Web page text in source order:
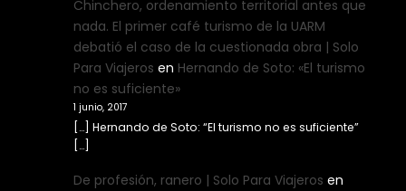
Chinchero, ordenamiento territorial antes que
nada. El primer café turismo de la UARM
debatió el caso de la cuestionada obra | Solo
Para Viajeros en Hernando de Soto: «El turismo
no es suficiente»
1 junio, 2017
[…] Hernando de Soto: “El turismo no es suficiente”
[…]
De profesión, ranero | Solo Para Viajeros en